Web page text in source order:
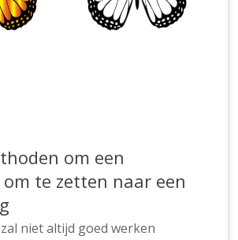
om een
te zetten naar een
niet altijd goed werken